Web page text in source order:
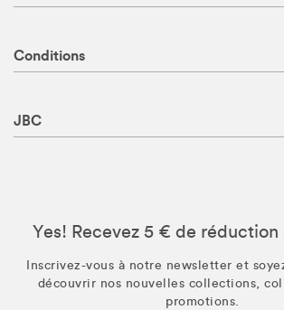
Conditions
JBC
Yes! Recevez 5 € de réduction
Inscrivez-vous à notre newsletter et
découvrir nos nouvelles collections,
promotions.